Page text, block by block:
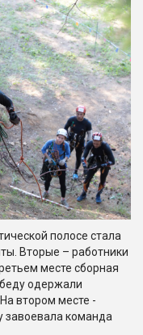
полосе стала
Вторые – работники
месте сборная
одержали
втором месте -
завоевала команда